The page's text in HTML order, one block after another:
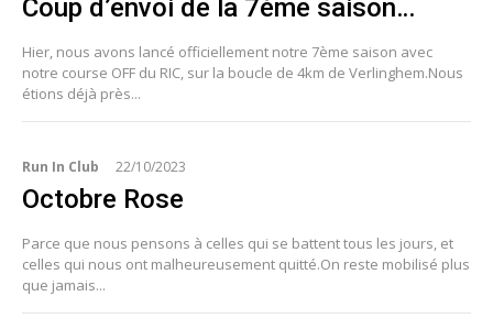
Coup d’envoi de la 7ème saison…
Hier, nous avons lancé officiellement notre 7ème saison avec
notre course OFF du RIC, sur la boucle de 4km de Verlinghem.Nous
étions déjà près...
Run In Club 22/10/2023
Octobre Rose
Parce que nous pensons à celles qui se battent tous les jours, et
celles qui nous ont malheureusement quitté.On reste mobilisé plus
que jamais...